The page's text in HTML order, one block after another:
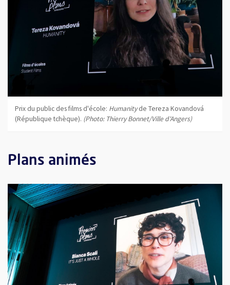
Prix du public des films d'école: Humanityde Tereza Kovandová
(République tchèque). (Photo: Thierry Bonnet/Ville d'Angers)
Plans animés